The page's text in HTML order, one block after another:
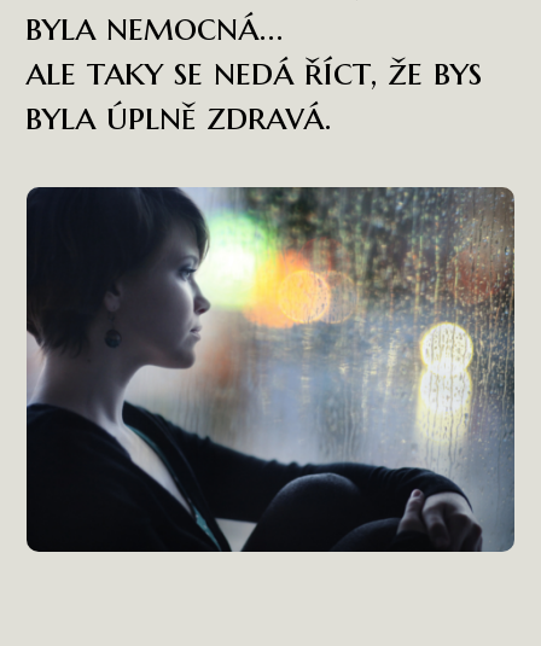
byla nemocná...
ale taky se nedá říct, že bys
byla úplně zdravá.